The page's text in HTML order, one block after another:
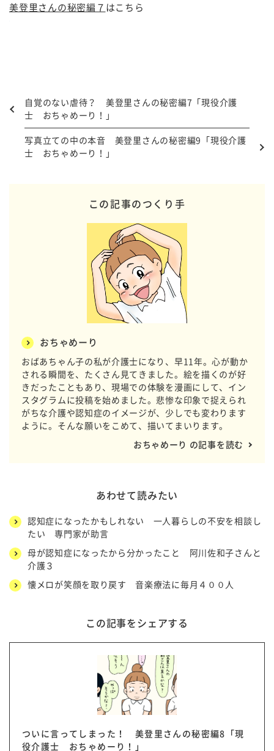
美登里さんの秘密編７ はこちら
自覚のない虐待？ 美登里さんの秘密編7「現役介護
士 おちゃめーり！」
写真立ての中の本音 美登里さんの秘密編9「現役介護
士 おちゃめーり！」
この記事のつくり手
おちゃめーり
おばあちゃん子の私が介護士になり、早11年。心が動か
される瞬間を、たくさん見てきました。絵を描くのが好
きだったこともあり、現場での体験を漫画にして、イン
スタグラムに投稿を始めました。悲惨な印象で捉えられ
がちな介護や認知症のイメージが、少しでも変わります
ように。そんな願いをこめて、描いてまいります。
おちゃめーり の記事を読む
あわせて読みたい
認知症になったかもしれない 一人暮らしの不安を相談し
たい 専門家が助言
母が認知症になったから分かったこと 阿川佐和子さんと
介護３
懐メロが笑顔を取り戻す 音楽療法に毎月４００人
この記事をシェアする
ついに言ってしまった！ 美登里さんの秘密編8「現
役介護士 おちゃめーり！」